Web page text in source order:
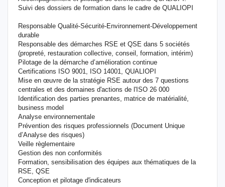
Suivi des dossiers de formation dans le cadre de QUALIOPI
Responsable Qualité-Sécurité-Environnement-Développement
durable
Responsable des démarches RSE et QSE dans 5 sociétés
(propreté, restauration collective, conseil, formation, intérim)
Pilotage de la démarche d’amélioration continue
Certifications ISO 9001, ISO 14001, QUALIOPI
Mise en œuvre de la stratégie RSE autour des 7 questions
centrales et des domaines d'actions de l'ISO 26 000
Identification des parties prenantes, matrice de matérialité,
business model
Analyse environnementale
Prévention des risques professionnels (Document Unique
d’Analyse des risques)
Veille règlementaire
Gestion des non conformités
Formation, sensibilisation des équipes aux thématiques de la
RSE, QSE
Conception et pilotage d'indicateurs